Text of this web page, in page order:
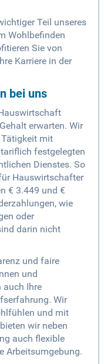
Teil unseres
Wohlbefinden
Sie von
Karriere in der
bei uns
erwarten. Wir
Tätigkeit mit
festgelegten
Dienstes. So
Hauswirtschafter
€ 3.449 und €
wie
oder
darin nicht
und faire
und
auch Ihre
Wir
und mit
wir neben
auch flexible
Arbeitsumgebung.